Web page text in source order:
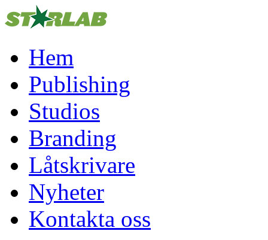
Hem
Publishing
Studios
Branding
Låtskrivare
Nyheter
Kontakta oss